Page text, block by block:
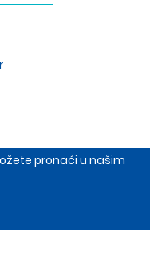
pronaći u našim